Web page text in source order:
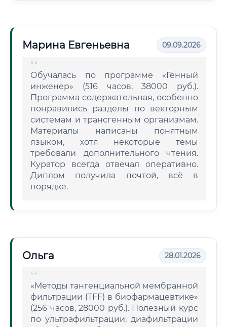
Марина Евгеньевна 09.09.2026
Обучалась по программе «Генный
инженер» (516 часов, 38000 руб.).
Программа содержательная, особенно
понравились разделы по векторным
системам и трансгенным организмам.
Материалы написаны понятным
языком, хотя некоторые темы
требовали дополнительного чтения.
Куратор всегда отвечал оперативно.
Диплом получила почтой, всё в
порядке.
Ольга 28.01.2026
«Методы тангенциальной мембранной
фильтрации (TFF) в биофармацевтике»
(256 часов, 28000 руб.). Полезный курс
по ультрафильтрации, диафильтрации